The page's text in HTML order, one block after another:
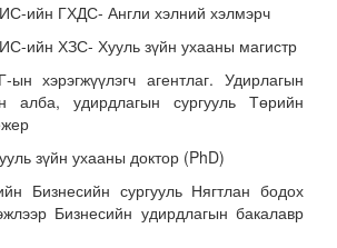
ийн ГХДС- Англи хэлний хэлмэрч
ийн ХЗС- Хууль зүйн ухааны магистр
хэрэгжүүлэгч агентлаг. Удирлагын
алба, удирдлагын сургууль Төрийн
зүйн ухааны доктор (PhD)
Бизнесийн сургууль Нягтлан бодох
Бизнесийн удирдлагын бакалавр